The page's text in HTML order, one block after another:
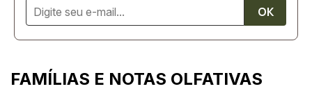
FAMÍLIAS E NOTAS OLFATIVAS